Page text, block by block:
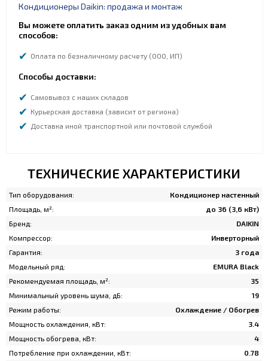
Кондиционеры Daikin: продажа и монтаж
Вы можете оплатить заказ одним из удобных вам
способов:
Оплата по безналичному расчету (ООО, ИП)
Способы доставки:
Самовывоз с наших складов
Курьерская доставка (зависит от региона)
Доставка иной транспортной или почтовой службой
ТЕХНИЧЕСКИЕ ХАРАКТЕРИСТИКИ
Тип оборудования:
Кондиционер настенный
Площадь, м²:
до 36 (3,6 кВт)
Бренд:
DAIKIN
Компрессор:
Инверторный
Гарантия:
3 года
Модельный ряд:
EMURA Black
Рекомендуемая площадь, м²:
35
Минимальный уровень шума, дБ:
19
Режим работы:
Охлаждение / Обогрев
Мощность охлаждения, кВт:
3.4
Мощность обогрева, кВт:
4
Потребление при охлаждении, кВт:
0.78